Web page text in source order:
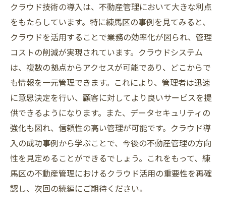
クラウド技術の導入は、不動産管理において大きな利点
をもたらしています。特に練馬区の事例を見てみると、
クラウドを活用することで業務の効率化が図られ、管理
コストの削減が実現されています。クラウドシステム
は、複数の拠点からアクセスが可能であり、どこからで
も情報を一元管理できます。これにより、管理者は迅速
に意思決定を行い、顧客に対してより良いサービスを提
供できるようになります。また、データセキュリティの
強化も図れ、信頼性の高い管理が可能です。クラウド導
入の成功事例から学ぶことで、今後の不動産管理の方向
性を見定めることができるでしょう。これをもって、練
馬区の不動産管理におけるクラウド活用の重要性を再確
認し、次回の続編にご期待ください。